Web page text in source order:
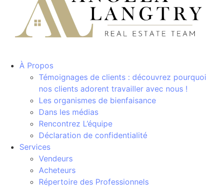
À Propos
Témoignages de clients : découvrez pourquoi
nos clients adorent travailler avec nous !
Les organismes de bienfaisance
Dans les médias
Rencontrez L’équipe
Déclaration de confidentialité
Services
Vendeurs
Acheteurs
Répertoire des Professionnels